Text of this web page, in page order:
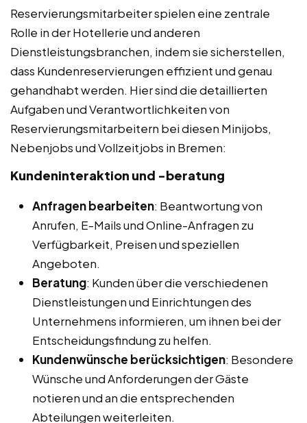
Reservierungsmitarbeiter spielen eine zentrale
Rolle in der Hotellerie und anderen
Dienstleistungsbranchen, indem sie sicherstellen,
dass Kundenreservierungen effizient und genau
gehandhabt werden. Hier sind die detaillierten
Aufgaben und Verantwortlichkeiten von
Reservierungsmitarbeitern bei diesen Minijobs,
Nebenjobs und Vollzeitjobs in Bremen:
Kundeninteraktion und -beratung
Anfragen bearbeiten: Beantwortung von
Anrufen, E-Mails und Online-Anfragen zu
Verfügbarkeit, Preisen und speziellen
Angeboten.
Beratung: Kunden über die verschiedenen
Dienstleistungen und Einrichtungen des
Unternehmens informieren, um ihnen bei der
Entscheidungsfindung zu helfen.
Kundenwünsche berücksichtigen: Besondere
Wünsche und Anforderungen der Gäste
notieren und an die entsprechenden
Abteilungen weiterleiten.